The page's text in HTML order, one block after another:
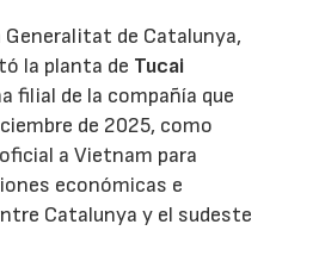
Generalitat de Catalunya,
la planta de Tucai
filial de la compañía que
de 2025, como
a Vietnam para
económicas e
Catalunya y el sudeste